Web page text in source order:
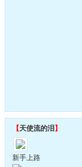
【天使流的泪 】
新手上路